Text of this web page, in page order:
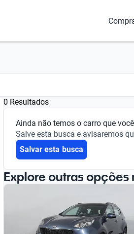
0 Resultados
Ainda não temos o carro que
Salve esta busca e avisaremos
Salvar esta busca
Explore outras